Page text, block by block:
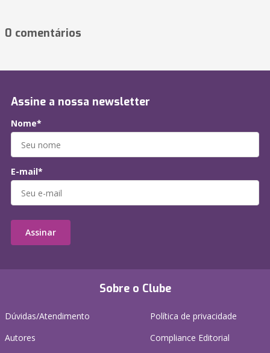
0 comentários
Sobre o Clube
Dúvidas/Atendimento
Autores
Política de privacidade
Compliance Editorial
Assine a nossa newsletter
Nome*
E-mail*
Assinar